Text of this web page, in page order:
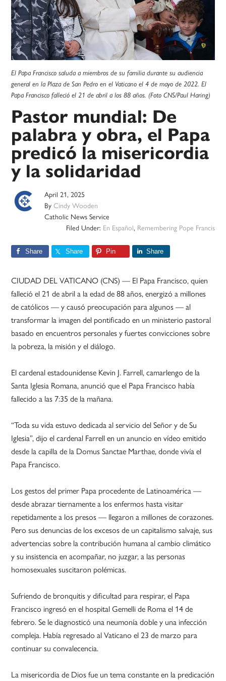
El Papa Francisco saluda a miembros de su familia durante su audiencia
general en la Plaza de San Pedro en el Vaticano el 4 de mayo de 2022. El
Papa Francisco falleció el 21 de abril a los 88 años. (Foto CNS/Paul Haring)
Pastor mundial: De
palabra y obra, el Papa
predicó la misericordia
y la solidaridad
April 21, 2025
ByCindy Wooden
Catholic News Service
Filed Under: En Español, Remembering Pope Francis
Share Share Pin Share
CIUDAD DEL VATICANO (CNS) — El Papa Francisco, quien
falleció el 21 de abril a la edad de 88 años, energizó a millones
de católicos — y causó preocupación para algunos — al
transformar la imagen del pontificado en un ministerio pastoral
basado en encuentros personales y fuertes convicciones sobre
la pobreza, la misión y el diálogo.
El cardenal estadounidense Kevin J. Farrell, camarlengo de la
Santa Iglesia Romana, anunció que el Papa Francisco había
fallecido a las 7:35 de la mañana.
“Toda su vida estuvo dedicada al servicio del Señor y de Su
Iglesia”, dijo el cardenal Farrell en un anuncio en vídeo emitido
desde la capilla de la Domus Sanctae Marthae, donde vivía el
Papa Francisco.
Los gestos del primer Papa procedente de Latinoamérica —
desde abrazar tiernamente a los enfermos hasta visitar
repetidamente a los presos — llegaron a millones de corazones.
Pero sus denuncias de los excesos de un capitalismo salvaje, sus
advertencias sobre la contribución humana al cambio climático
y su insistencia en acompañar, no juzgar, a las personas
homosexuales suscitaron polémicas.
Sufriendo de bronquitis y dificultad para respirar, el Papa
Francisco ingresó en el hospital Gemelli de Roma el 14 de
febrero. Se le diagnosticó una neumonía doble y una infección
compleja. Había regresado al Vaticano el 23 de marzo para
continuar su convalecencia.
La misericordia de Dios fue un tema constante en la predicación